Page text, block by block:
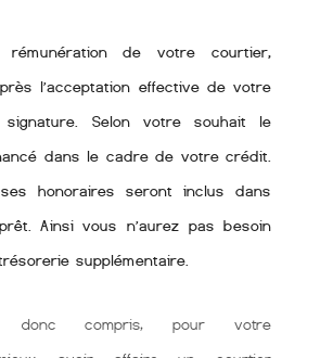
de votre courtier,
l’acceptation effective de votre
Selon votre souhait le
dans le cadre de votre crédit.
honoraires seront inclus dans
Ainsi vous n’aurez pas besoin
supplémentaire.
donc compris, pour votre